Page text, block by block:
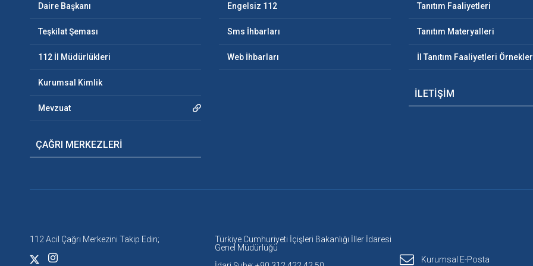
Daire Başkanı
Teşkilat Şeması
112 İl Müdürlükleri
Kurumsal Kimlik
Mevzuat
ÇAĞRI MERKEZLERİ
Engelsiz 112
Sms İhbarları
Web İhbarları
Tanıtım Faaliyetleri
Tanıtım Materyalleri
İl Tanıtım Faaliyetleri
İLETİŞİM
112 Acil Çağrı Merkezini Takip Edin;
Türkiye Cumhuriyeti İçişleri Bakanlığı İller İdaresi
Genel Müdürlüğü
Kurumsal E-Posta